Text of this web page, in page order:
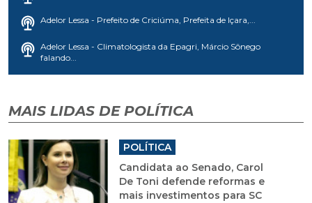
Adelor Lessa - Prefeito de Criciúma, Prefeita de Içara,...
Adelor Lessa - Climatologista da Epagri, Márcio Sônego
falando...
MAIS LIDAS DE POLÍTICA
POLÍTICA
Candidata ao Senado, Carol
De Toni defende reformas e
mais investimentos para SC